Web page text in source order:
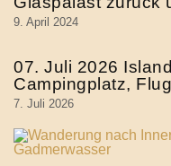
9. April 2024
07. Juli 2026
Campingplatz,
7. Juli 2026